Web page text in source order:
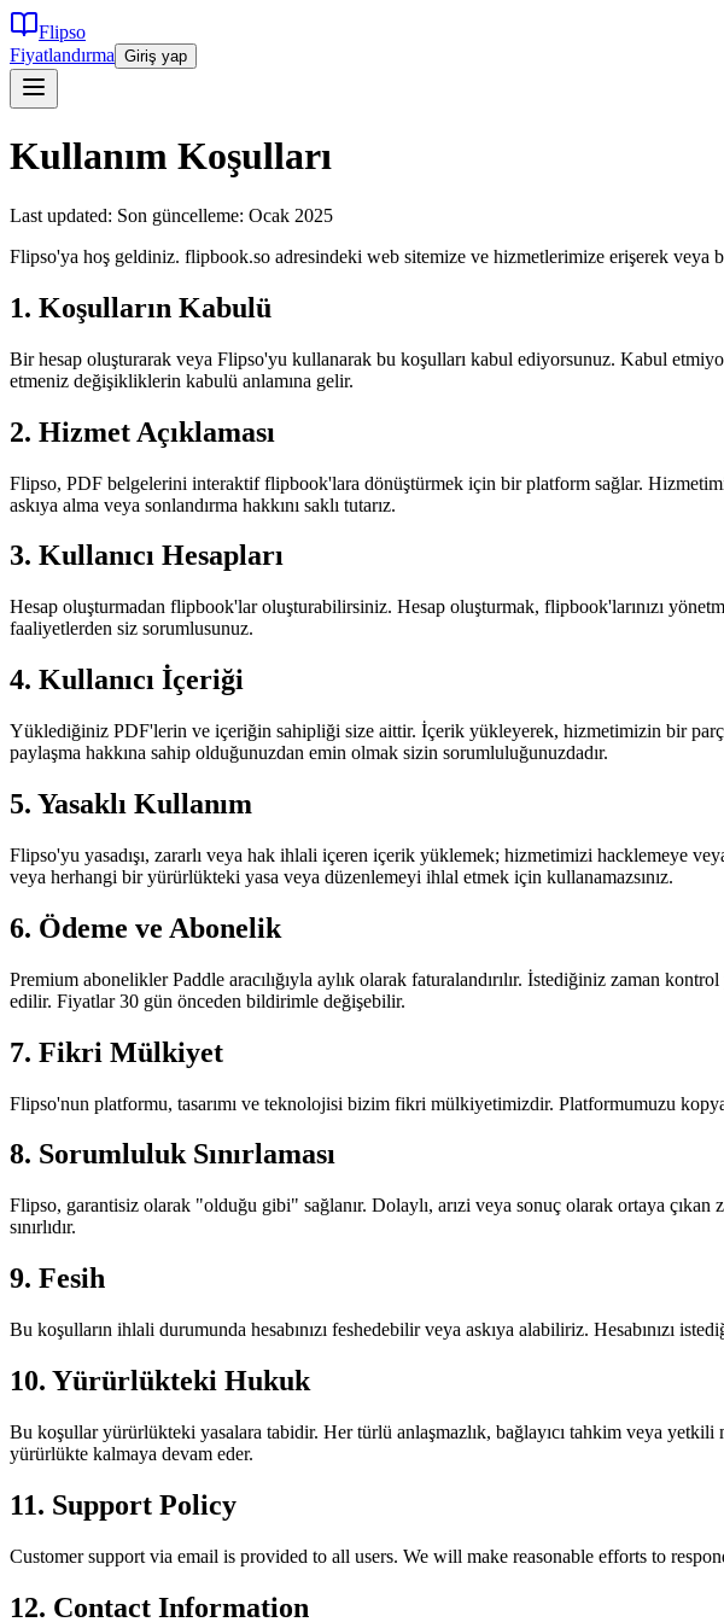
Flipso
Fiyatlandırma Giriş yap
Kullanım Koşulları
Last updated: Son güncelleme: Ocak 2025
Flipso'ya hoş geldiniz. flipbook.so adresindeki web sitemize ve hizmetlerimize erişerek veya
1. Koşulların Kabulü
Bir hesap oluşturarak veya Flipso'yu kullanarak bu koşulları kabul ediyorsunuz. Kabul
etmeniz değişikliklerin kabulü anlamına gelir.
2. Hizmet Açıklaması
Flipso, PDF belgelerini interaktif flipbook'lara dönüştürmek için bir platform sağlar.
askıya alma veya sonlandırma hakkını saklı tutarız.
3. Kullanıcı Hesapları
Hesap oluşturmadan flipbook'lar oluşturabilirsiniz. Hesap oluşturmak, flipbook'larınızı
faaliyetlerden siz sorumlusunuz.
4. Kullanıcı İçeriği
Yüklediğiniz PDF'lerin ve içeriğin sahipliği size aittir. İçerik yükleyerek, hizmetimizin bir
paylaşma hakkına sahip olduğunuzdan emin olmak sizin sorumluluğunuzdadır.
5. Yasaklı Kullanım
Flipso'yu yasadışı, zararlı veya hak ihlali içeren içerik yüklemek; hizmetimizi hacklemeye
veya herhangi bir yürürlükteki yasa veya düzenlemeyi ihlal etmek için kullanamazsınız.
6. Ödeme ve Abonelik
Premium abonelikler Paddle aracılığıyla aylık olarak faturalandırılır. İstediğiniz zaman
edilir. Fiyatlar 30 gün önceden bildirimle değişebilir.
7. Fikri Mülkiyet
Flipso'nun platformu, tasarımı ve teknolojisi bizim fikri mülkiyetimizdir. Platformumuzu
8. Sorumluluk Sınırlaması
Flipso, garantisiz olarak "olduğu gibi" sağlanır. Dolaylı, arızi veya sonuç olarak ortaya
sınırlıdır.
9. Fesih
Bu koşulların ihlali durumunda hesabınızı feshedebilir veya askıya alabiliriz. Hesabınızı
10. Yürürlükteki Hukuk
Bu koşullar yürürlükteki yasalara tabidir. Her türlü anlaşmazlık, bağlayıcı tahkim veya
yürürlükte kalmaya devam eder.
11. Support Policy
Customer support via email is provided to all users. We will make reasonable efforts to
12. Contact Information